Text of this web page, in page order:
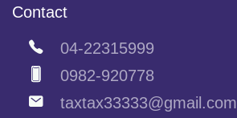
Contact
04-22315999
0982-920778
taxtax33333@gmail.com